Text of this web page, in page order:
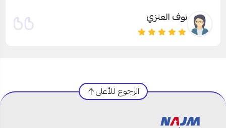
نوف العنزي
الرجوع للأعلى